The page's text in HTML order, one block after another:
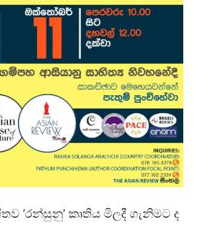
‘රන්සුනු’ කෘතිය මිලදී ගැනිමට ද